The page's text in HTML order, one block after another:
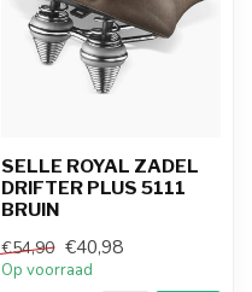
SELLE ROYAL ZADEL
DRIFTER PLUS 5111
BRUIN
€54,90 €40,98
Op voorraad